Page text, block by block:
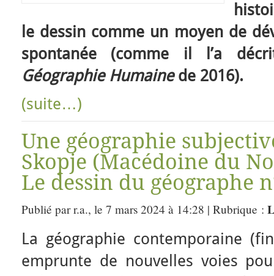
le dessin comme un moyen de
spontanée (comme il l’a
Géographie Humainede 2016).
(suite…)
Une géographie
Skopje (Macédoine du
Le dessin du géographe
Publié par r.a., le 7 mars 2024 à 14:28 | Rubrique :
La géographie contemporaine
emprunte de nouvelles voies